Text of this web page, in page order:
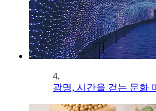
4.
광명, 시간을 걷는 문화